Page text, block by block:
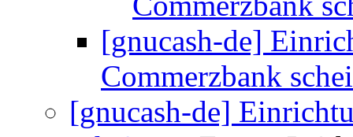
[gnucash-de]
Commerzbank
[gnucash-de]